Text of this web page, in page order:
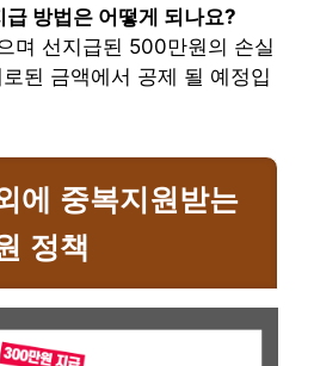
방법은 어떻게 되나요?
며 선지급된 500만원의 손실
된 금액에서 공제 될 예정입
에 중복지원받는
정책